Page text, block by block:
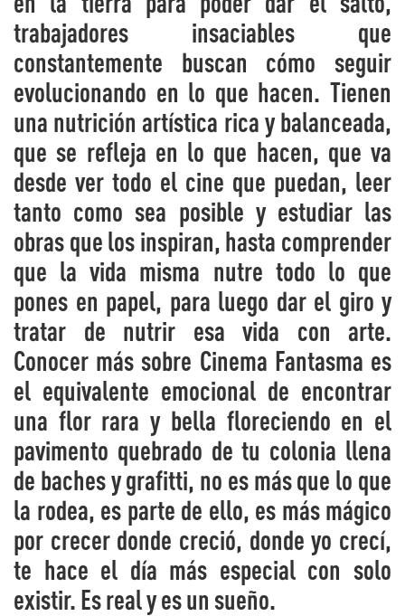
trabajadores insaciables que
constantemente buscan cómo seguir
evolucionando en lo que hacen. Tienen
una nutrición artística rica y balanceada,
que se refleja en lo que hacen, que va
desde ver todo el cine que puedan, leer
tanto como sea posible y estudiar las
obras que los inspiran, hasta comprender
que la vida misma nutre todo lo que
pones en papel, para luego dar el giro y
tratar de nutrir esa vida con arte.
Conocer más sobre Cinema Fantasma es
el equivalente emocional de encontrar
una flor rara y bella floreciendo en el
pavimento quebrado de tu colonia llena
de baches y grafitti, no es más que lo que
la rodea, es parte de ello, es más mágico
por crecer donde creció, donde yo crecí,
te hace el día más especial con solo
existir. Es real y es un sueño.